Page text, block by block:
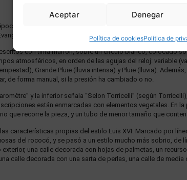
Aceptar Denegar
Política de cookiesPolítica de
Luis XVI, siglo XVIII francés, de perfil octogonal
Toricelli, para medir la presión atmosférica.
con tinta marrón, sobre un círculo blanco, colocado
atmosféricos, en orden de las agujas del reloj: variable
Grande Pluie (lluvia intensa) y Pluie (lluvia).
de forma manual, si la presión ha cambiado o no.
y la inferior señala “Selon Torricelli” (según
están enmarcadas con elementos vegetales. En
que recorre la pieza, y un tubo de menor tamaño que
características propias del estilo Luis XVI. Marcado por
del rococó, y se pasó a un estilo mucho más sobrio, de
una calle decorada con hojas de palmetas, un
calle decorada con una sarta de perlas, una calle de